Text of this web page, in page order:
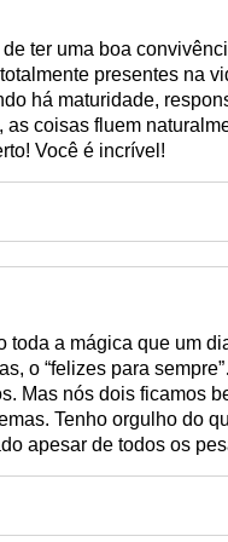
ter uma boa
presentes na
há maturidade,
coisas fluem
Você é incrível!
toda a mágica que um
o “felizes para
Mas nós dois ficamos
Tenho orgulho do
apesar de todos os